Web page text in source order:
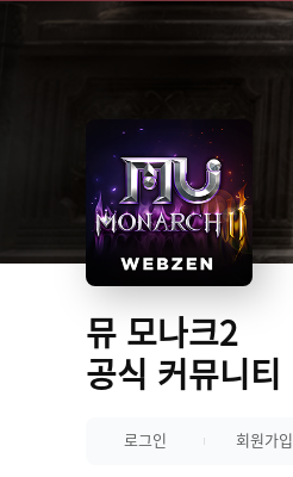
뮤 모나크2
공식 커뮤니티
로그인 회원가입